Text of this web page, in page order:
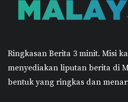
Ringkasan Berita 3 minit. Misi
menyediakan liputan berita di
bentuk yang ringkas dan